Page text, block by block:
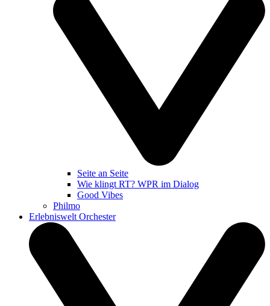
Seite an Seite
Wie klingt RT? WPR im Dialog
Good Vibes
Philmo
Erlebniswelt Orchester